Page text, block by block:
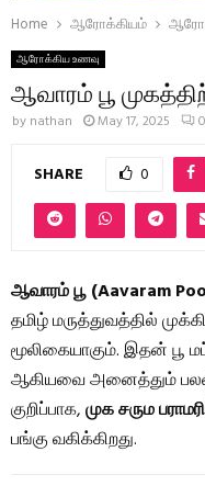
Home ஆரோக்கியம்
ஆரோக்கிய உணவு
ஆவாரம் பூ
by nathan May 17, 2025 0
SHARE 0
ஆவாரம் பூ (Aavaram
தமிழ் மருத்துவத்தில்
மூலிகையாகும். இதன் பூ
ஆகியவை அனைத்தும்
குறிப்பாக,முக சரும
பங்கு வகிக்கிறது.